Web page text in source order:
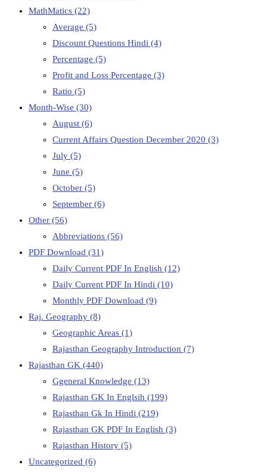
MathMatics (22)
Average (5)
Discount Questions Hindi (4)
Percentage (5)
Profit and Loss Percentage (3)
Ratio (5)
Month-Wise (30)
August (6)
Current Affairs Question December 2020 (3)
July (5)
June (5)
October (5)
September (6)
Other (56)
Abbreviations (56)
PDF Download (31)
Daily Current PDF In English (12)
Daily Current PDF In Hindi (10)
Monthly PDF Download (9)
Raj. Geography (8)
Geographic Areas (1)
Rajasthan Geography Introduction (7)
Rajasthan GK (440)
Ggeneral Knowledge (13)
Rajasthan GK In Englsih (199)
Rajasthan Gk In Hindi (219)
Rajasthan GK PDF In English (3)
Rajasthan History (5)
Uncategorized (6)